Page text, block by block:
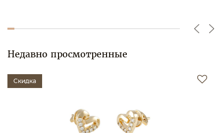
Недавно просмотренные
Скидка